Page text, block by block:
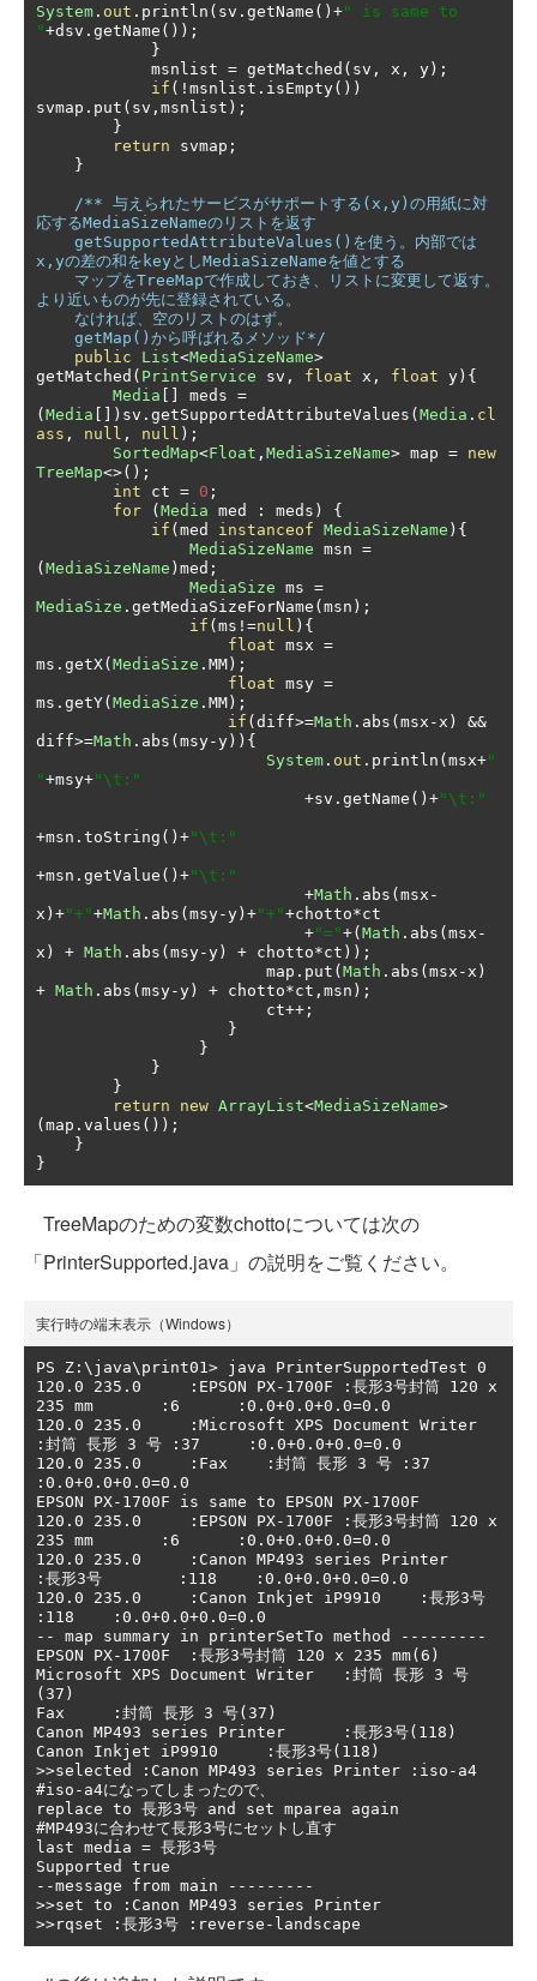
System . out . println ( sv . getName ()+" is same to
"+dsv . getName ());
}
            msnlist
= getMatched ( sv , x , y);
if (! msnlist . isEmpty())
svmap . put ( sv , msnlist );
}
return svmap ;
}
/** 与えられたサービスがサポートする(x,y)の用紙に対
応するMediaSizeNameのリストを返す
x,yの差の和をkeyとしMediaSizeNameを値とする
より近いものが先に登録されている。
    getMap()から呼ばれるメソッド*/
public
List<MediaSizeName>
getMatched ( PrintService sv , float x , float y){
Media [] meds =
(Media []) sv . getSupportedAttributeValues (Media . cl
ass , null , null );
SortedMap<Float , MediaSizeName> map = new
TreeMap<>();
int ct = 0 ;
for
(Media med : meds )
{
if (med instanceof MediaSizeName ){
MediaSizeName msn =
(MediaSizeName ) med ;
MediaSize ms =
MediaSize . getMediaSizeForName (msn );
if (ms !=null ){
float msx =
ms . getX(MediaSize . MM);
float msy =
ms . getY(MediaSize . MM);
if (diff>=Math . abs (msx - x )
&&
diff>=Math . abs (msy-y)){
System . out . println (msx+"
"+msy+"\t:"
+sv . getName ()+"\t:"
+msn . toString ()+"\t:"
+msn . getValue ()+"\t:"
+Math . abs (msx -
x )+"+"+Math . abs (msy-y)+"+"+chotto*ct
+"="+(Math . abs (msx -
x ) + Math . abs (msy-y) + chotto*ct ));
                        map
. put (Math . abs (msx - x )
+ Math . abs (msy-y) + chotto*ct , msn );
                        ct
++;
}
}
}
}
return
new ArrayList<MediaSizeName>
(map . values ());
}
}
TreeMapのための変数chottoについては次の
「PrinterSupported.java」の説明をご覧ください。
実行時の端末表示（Windows）
PS Z:\java\print01> java PrinterSupportedTest 0
120.0 235.0     :EPSON PX-1700F :長形3号封筒 120 x
235 mm       :6      :0.0+0.0+0.0=0.0
120.0 235.0     :Microsoft XPS Document Writer
:封筒 長形 3 号 :37     :0.0+0.0+0.0=0.0
120.0 235.0     :Fax    :封筒 長形 3 号 :37
:0.0+0.0+0.0=0.0
EPSON PX-1700F is same to EPSON PX-1700F
120.0 235.0     :EPSON PX-1700F :長形3号封筒 120 x
235 mm       :6      :0.0+0.0+0.0=0.0
120.0 235.0     :Canon MP493 series Printer
:長形3号        :118    :0.0+0.0+0.0=0.0
120.0 235.0     :Canon Inkjet iP9910    :長形3号
:118    :0.0+0.0+0.0=0.0
-- map summary in printerSetTo method ---------
EPSON PX-1700F  :長形3号封筒 120 x 235 mm(6)
Microsoft XPS Document Writer   :封筒 長形 3 号
(37)
Fax     :封筒 長形 3 号(37)
Canon MP493 series Printer      :長形3号(118)
Canon Inkjet iP9910     :長形3号(118)
>>selected :Canon MP493 series Printer :iso-a4
#iso-a4になってしまったので、
replace to 長形3号 and set mparea again
#MP493に合わせて長形3号にセットし直す
last media = 長形3号
Supported true
--message from main ---------
>>set to :Canon MP493 series Printer